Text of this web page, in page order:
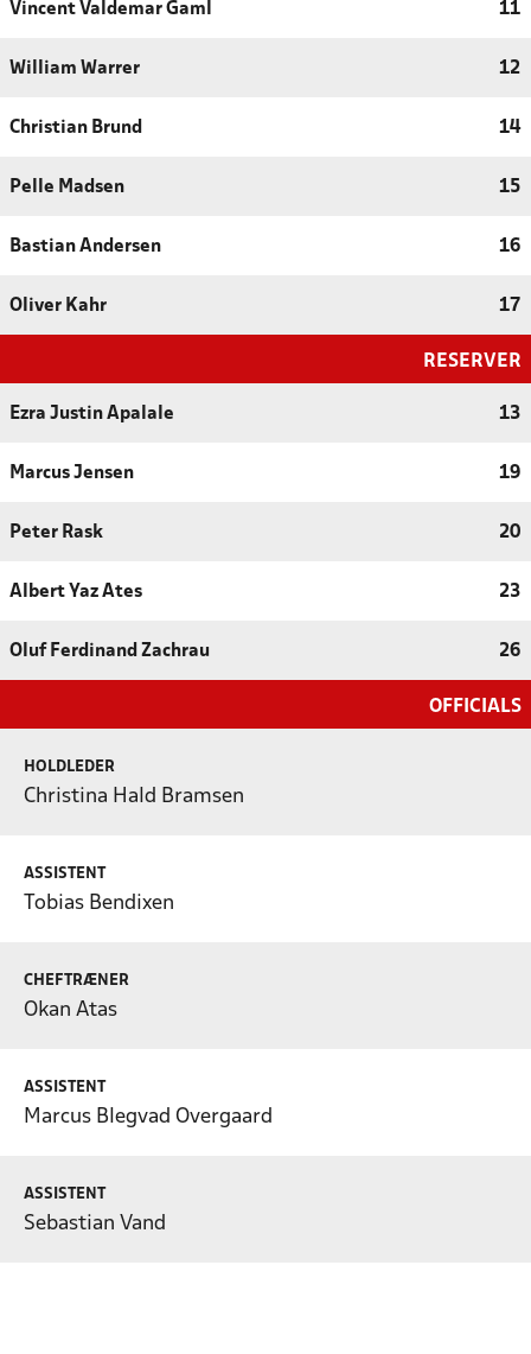
Vincent Valdemar Gaml 11
William Warrer 12
Christian Brund 14
Pelle Madsen 15
Bastian Andersen 16
Oliver Kahr 17
RESERVER
Ezra Justin Apalale 13
Marcus Jensen 19
Peter Rask 20
Albert Yaz Ates 23
Oluf Ferdinand Zachrau 26
OFFICIALS
HOLDLEDER
Christina Hald Bramsen
ASSISTENT
Tobias Bendixen
CHEFTRÆNER
Okan Atas
ASSISTENT
Marcus Blegvad Overgaard
ASSISTENT
Sebastian Vand